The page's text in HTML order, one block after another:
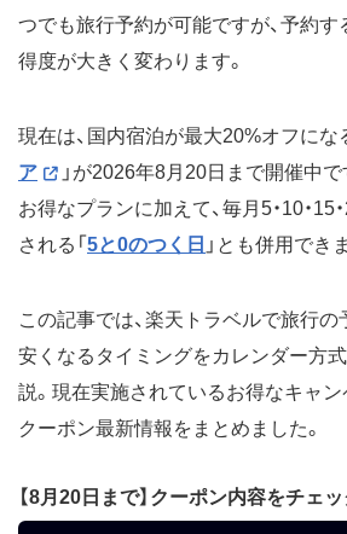
つでも旅行予約が可能ですが、予約
得度が大きく変わります。
現在は、国内宿泊が最大20%オフにな
ア
」が2026年8月20日まで開催中
お得なプランに加えて、毎月5・10・15
される「 5と0のつく日 」とも併用でき
この記事では、楽天トラベルで旅行の
安くなるタイミングをカレンダー方
説。現在実施されているお得なキャン
クーポン最新情報をまとめました。
【8月20日まで】クーポン内容をチェッ